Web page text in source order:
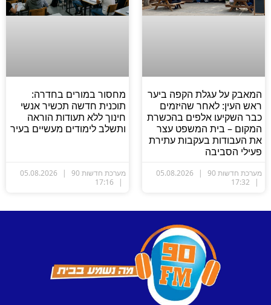
על עגלת הקפה ביער
העין: לאחר שהיזמים
השקיעו אלפים בהכשרת
– בית המשפט עצר
העבודות בעקבות עתירת
הסביבה
חדשות 90
מחסור במורים בחדרה:
תוכנית חדשה תכשיר אנשי
חינוך ללא תעודות הוראה
ותשלב לימודים מעשיים בעיר
מערכת חדשות 90